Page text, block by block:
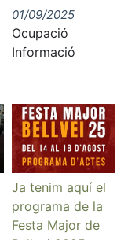
01/09/2025
Ocupació
Informació
Ja tenim aquí el
programa de la
Festa Major de